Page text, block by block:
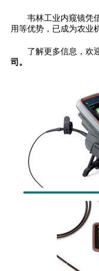
韦林工业内窥镜凭
用等优势，已成为农业
了解更多信息，欢
司。